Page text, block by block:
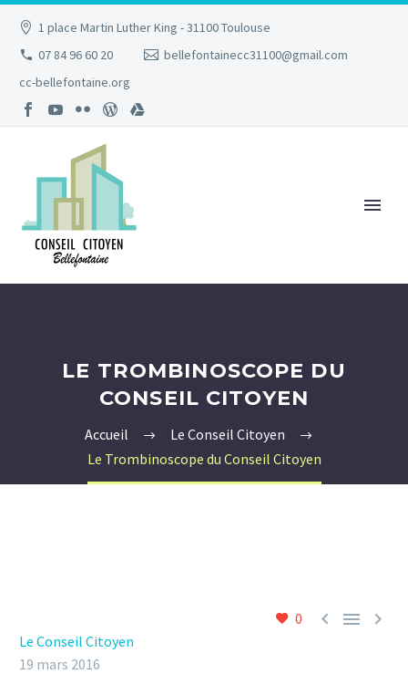
1 place Martin Luther King - 31100 Toulouse
07 84 96 60 20
bellefontainecc31100@gmail.com
cc-bellefontaine.org
LE TROMBINOSCOPE DU
CONSEIL CITOYEN
Accueil
Le Conseil Citoyen
Le Trombinoscope du Conseil Citoyen
0   
Le Conseil Citoyen
19 mars 2016